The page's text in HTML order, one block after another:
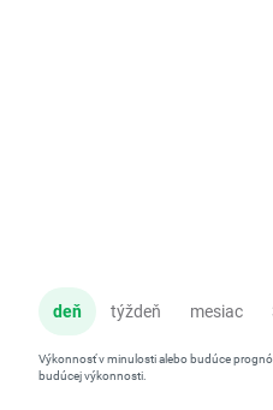
deň týždeň mesiac
Výkonnosť v minulosti alebo budúce
budúcej výkonnosti.